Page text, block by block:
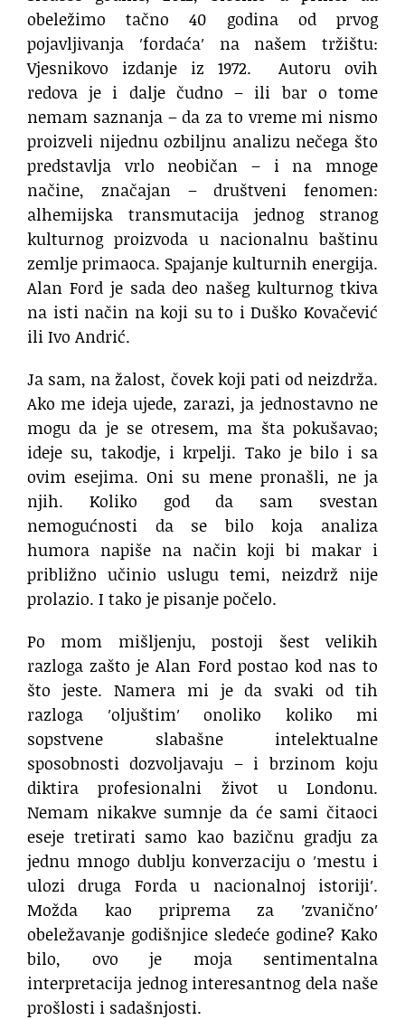
obeležimo tačno 40 godina od prvog
pojavljivanja ′fordaća′ na našem tržištu:
Vjesnikovo izdanje iz 1972. Autoru ovih
redova je i dalje čudno – ili bar o tome
nemam saznanja – da za to vreme mi nismo
proizveli nijednu ozbiljnu analizu nečega što
predstavlja vrlo neobičan – i na mnoge
načine, značajan – društveni fenomen:
alhemijska transmutacija jednog stranog
kulturnog proizvoda u nacionalnu baštinu
zemlje primaoca. Spajanje kulturnih energija.
Alan Ford je sada deo našeg kulturnog tkiva
na isti način na koji su to i Duško Kovačević
ili Ivo Andrić.
Ja sam, na žalost, čovek koji pati od neizdrža.
Ako me ideja ujede, zarazi, ja jednostavno ne
mogu da je se otresem, ma šta pokušavao;
ideje su, takodje, i krpelji. Tako je bilo i sa
ovim esejima. Oni su mene pronašli, ne ja
njih. Koliko god da sam svestan
nemogućnosti da se bilo koja analiza
humora napiše na način koji bi makar i
približno učinio uslugu temi, neizdrž nije
prolazio. I tako je pisanje počelo.
Po mom mišljenju, postoji šest velikih
razloga zašto je Alan Ford postao kod nas to
što jeste. Namera mi je da svaki od tih
razloga ′oljuštim′ onoliko koliko mi
sopstvene slabašne intelektualne
sposobnosti dozvoljavaju – i brzinom koju
diktira profesionalni život u Londonu.
Nemam nikakve sumnje da će sami čitaoci
eseje tretirati samo kao bazičnu gradju za
jednu mnogo dublju konverzaciju o ′mestu i
ulozi druga Forda u nacionalnoj istoriji′.
Možda kao priprema za ′zvanično′
obeležavanje godišnjice sledeće godine? Kako
bilo, ovo je moja sentimentalna
interpretacija jednog interesantnog dela naše
prošlosti i sadašnjosti.